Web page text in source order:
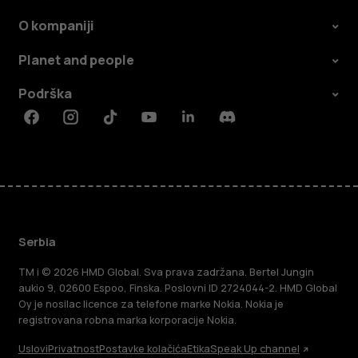
O kompaniji
Planet and people
Podrška
FacebookInstagramTiktokYoutubeLinkedinDiscord
Serbia
TM i © 2026 HMD Global. Sva prava zadržana. Bertel Jungin
aukio 9, 02600 Espoo, Finska. Poslovni ID 2724044-2. HMD Global
Oy je nosilac licence za telefone marke Nokia. Nokia je
registrovana robna marka korporacije Nokia.
UsloviPrivatnostPostavke kolačićaEtikaSpeak Up channel